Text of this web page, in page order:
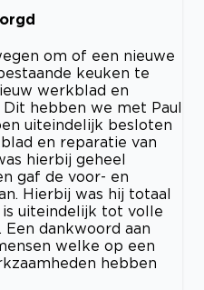
om of een nieuwe
keuken te
werkblad en
hebben we met Paul
uiteindelijk besloten
en reparatie van
hierbij geheel
gaf de voor- en
Hierbij was hij totaal
uiteindelijk tot volle
dankwoord aan
welke op een
hebben